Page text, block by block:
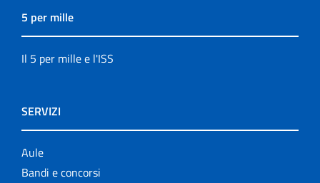
5 per mille
Il 5 per mille e l'ISS
SERVIZI
Aule
Bandi e concorsi